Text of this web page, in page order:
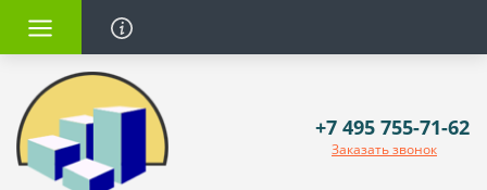
+7 495 755-71-62
Заказать звонок